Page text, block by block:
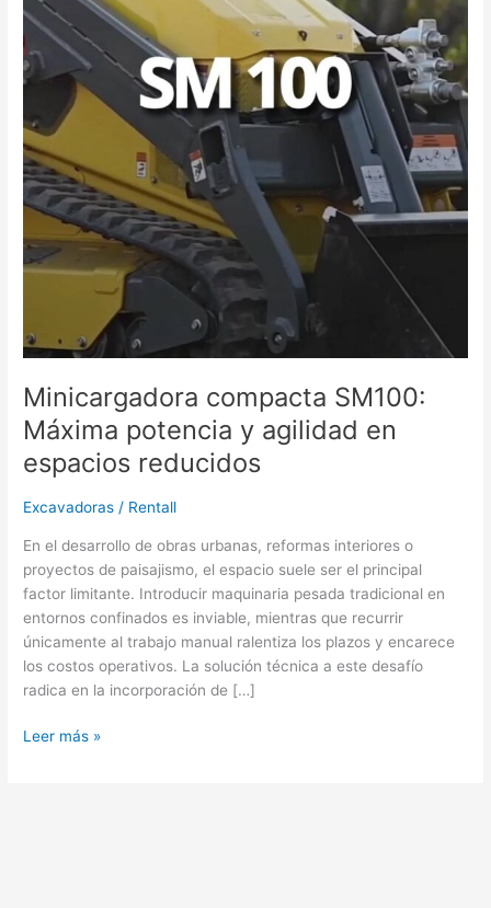
Minicargadora compacta SM100:
Máxima potencia y agilidad en
espacios reducidos
Excavadoras / Rentall
En el desarrollo de obras urbanas, reformas interiores o
proyectos de paisajismo, el espacio suele ser el principal
factor limitante. Introducir maquinaria pesada tradicional en
entornos confinados es inviable, mientras que recurrir
únicamente al trabajo manual ralentiza los plazos y encarece
los costos operativos. La solución técnica a este desafío
radica en la incorporación de […]
espacios
reducidos
Leer más »